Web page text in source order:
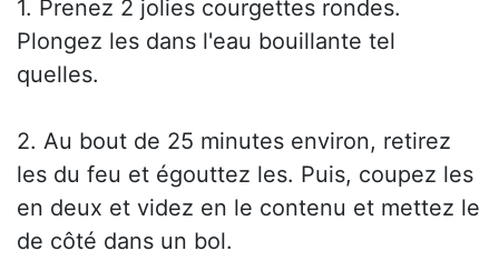
1. Prenez 2 jolies courgettes rondes.
Plongez les dans l'eau bouillante tel
quelles.
2. Au bout de 25 minutes environ, retirez
les du feu et égouttez les. Puis, coupez les
en deux et videz en le contenu et mettez le
de côté dans un bol.